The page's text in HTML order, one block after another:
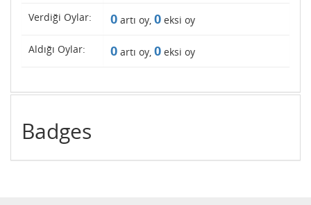
Verdiği Oylar: 0 artı oy, 0 eksi oy
Aldığı Oylar: 0 artı oy, 0 eksi oy
Badges